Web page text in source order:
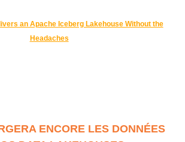
an Apache Iceberg Lakehouse Without the
Headaches
ENCORE LES DONNÉES